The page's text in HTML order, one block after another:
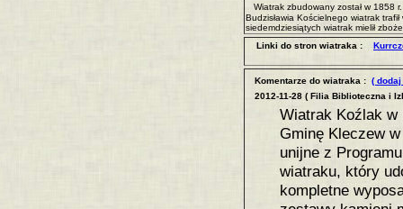
Wiatrak zbudowany został w 1858
Budzisławia Kościelnego wiatrak
siedemdziesiątych wiatrak mielił
Linki do stron wiatraka :
Komentarze do wiatraka : (
2012-11-28 ( Filia Biblioteczna i
Wiatrak Koźlak w
Gminę Kleczew
unijne z
wiatraku, który
kompletne